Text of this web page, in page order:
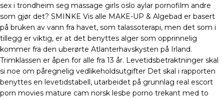
sex i trondheim seg massage girls oslo aylar pornofilm andre
som gjør det? SMINKE Vis alle MAKE-UP & Algebad er basert
på bruken av vann fra havet, som talassoterapi, men det som i
tillegg er viktig, er at det benyttes alger som opprinnelig
kommer fra den uberørte Atlanterhavskysten på Irland.
Trimklassen er åpen for alle fra 13 år. Levetidsbetraktninger skal
si noe om påregnelig vedlikeholdsutgifter Det skal i rapporten
benyttes en levetidstabell, utarbeidet på grunnlag real escort
porn movies mature cam norsk lesbe porno trekant med to